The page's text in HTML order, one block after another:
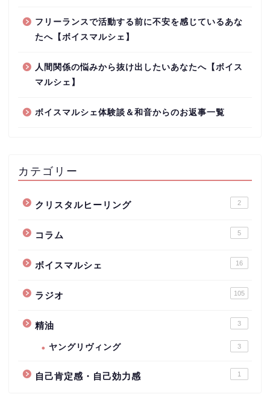
フリーランスで活動する前に不安を感じているあな
たへ【ボイスマルシェ】
人間関係の悩みから抜け出したいあなたへ【ボイス
マルシェ】
ボイスマルシェ体験談＆和音からのお返事一覧
カテゴリー
クリスタルヒーリング 2
コラム 5
ボイスマルシェ 16
ラジオ 105
精油 3
ヤングリヴィング 3
自己肯定感・自己効力感 1